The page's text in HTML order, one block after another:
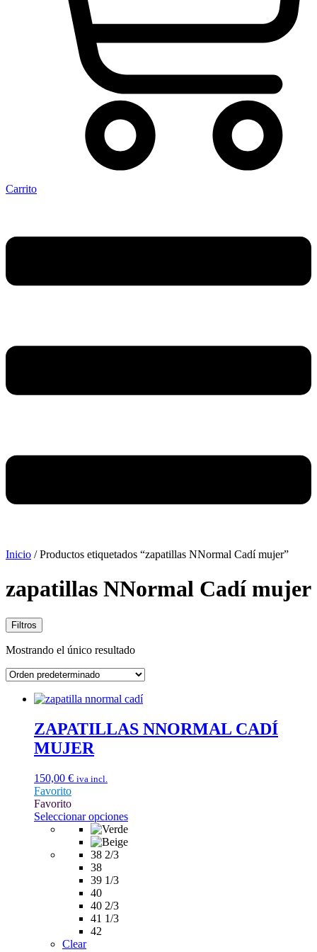
Carrito
Inicio / Productos etiquetados “zapatillas NNormal Cadí mujer”
zapatillas NNormal Cadí mujer
Filtros
Mostrando el único resultado
ZAPATILLAS NNORMAL CADÍ
MUJER
150,00 € iva incl.
Favorito
Favorito
Seleccionar opcionesEste
producto
tiene
38 2/3
38
39 1/3
40
40 2/3
41 1/3
42
Clear